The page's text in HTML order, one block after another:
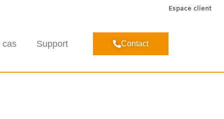
Espace client
cas Support Contact